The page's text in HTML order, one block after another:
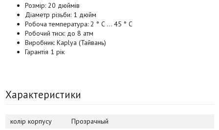
Розмір: 20 дюймів
Діаметр різьби: 1 дюйм
Робоча температура: 2 ° С ... 45 ° С
Робочий тиск: до 8 атм
Виробник: Kaplya (Тайвань)
Гарантія 1 рік
Характеристики
колір корпусу
Прозрачный